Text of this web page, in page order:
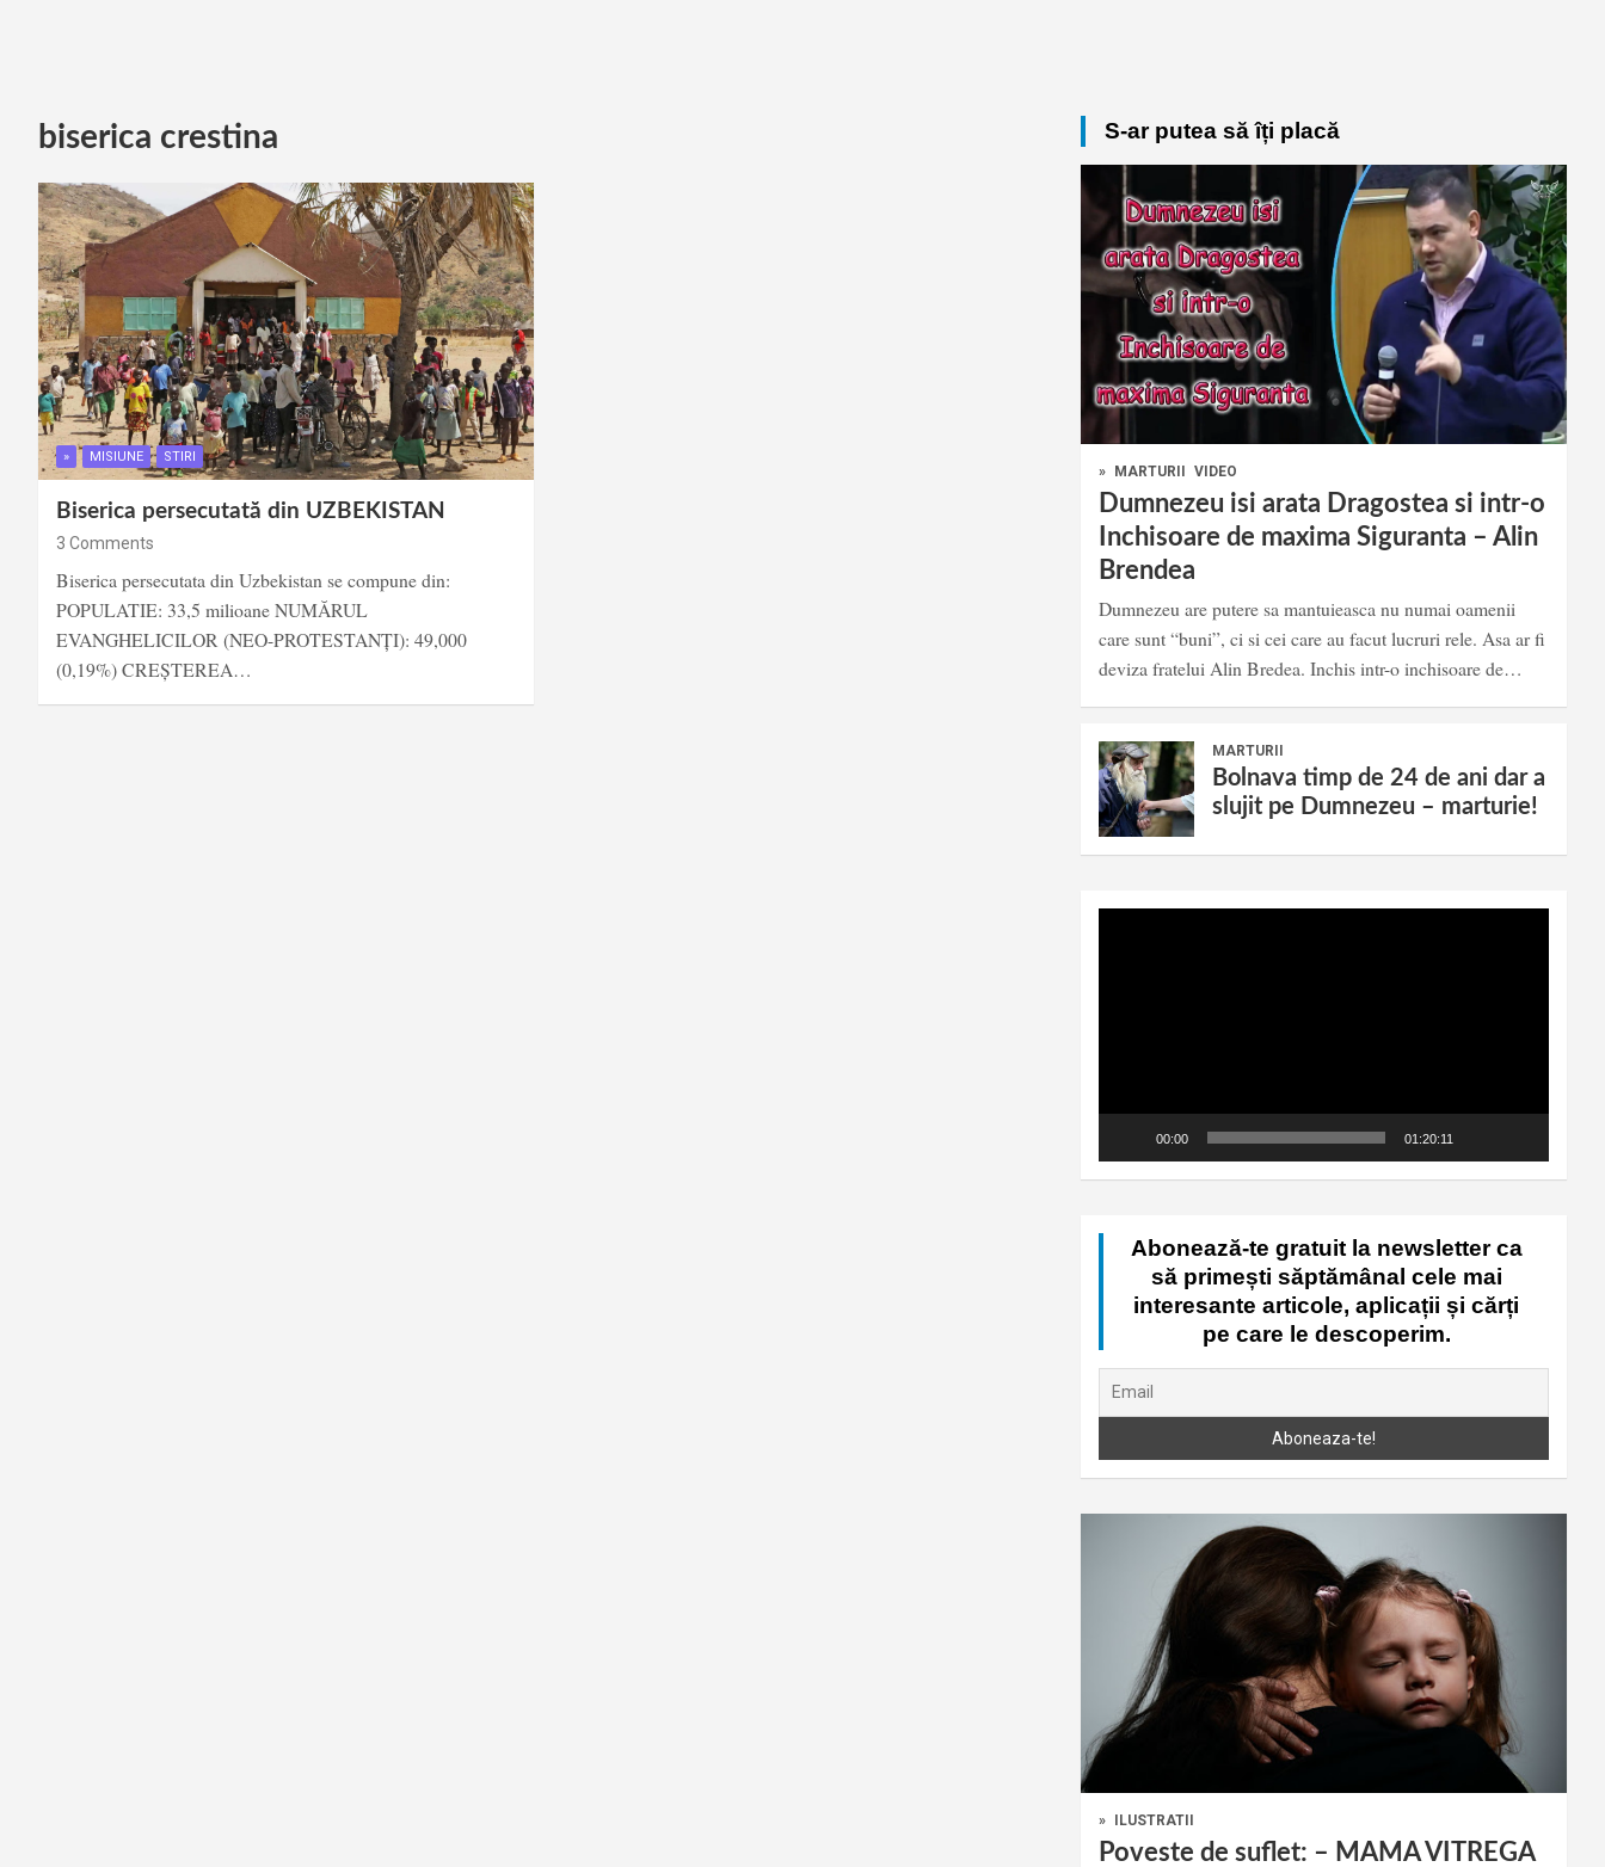
biserica crestina
» MISIUNE STIRI
Biserica persecutată din UZBEKISTAN
3 Comments
Biserica persecutata din Uzbekistan se compune din:
POPULATIE: 33,5 milioane NUMĂRUL
EVANGHELICILOR (NEO-PROTESTANȚI): 49,000
(0,19%) CREȘTEREA…
S-ar putea să îți placă
» MARTURII VIDEO
Dumnezeu isi arata Dragostea si intr-o
Inchisoare de maxima Siguranta – Alin
Brendea
Dumnezeu are putere sa mantuieasca nu numai oamenii
care sunt “buni”, ci si cei care au facut lucruri rele. Asa ar fi
deviza fratelui Alin Bredea. Inchis intr-o inchisoare de…
MARTURII
Bolnava timp de 24 de ani dar a
slujit pe Dumnezeu – marturie!
00:00 01:20:11
Abonează-te gratuit la newsletter ca
să primești săptămânal cele mai
interesante articole, aplicații și cărți
pe care le descoperim.
» ILUSTRATII
Poveste de suflet: – MAMA VITREGA